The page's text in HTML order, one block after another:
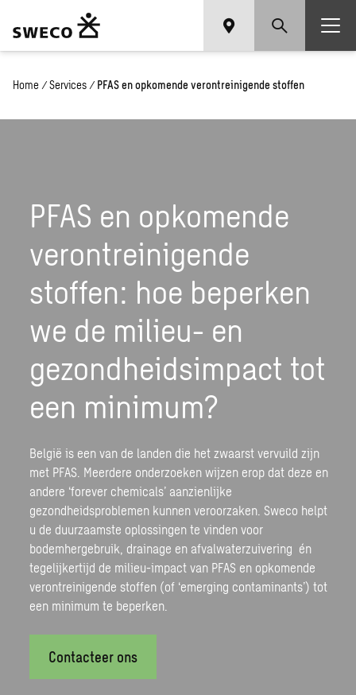
Home / Services / PFAS en opkomende verontreinigende stoffen
PFAS en opkomende
verontreinigende
stoffen: hoe beperken
we de milieu- en
gezondheidsimpact tot
een minimum?
België is een van de landen die het zwaarst vervuild zijn
met PFAS. Meerdere onderzoeken wijzen erop dat deze en
andere ‘forever chemicals’ aanzienlijke
gezondheidsproblemen kunnen veroorzaken. Sweco helpt
u de duurzaamste oplossingen te vinden voor
bodemhergebruik, drainage en afvalwaterzuivering én
tegelijkertijd de milieu-impact van PFAS en opkomende
verontreinigende stoffen (of ‘emerging contaminants’) tot
een minimum te beperken.
Contacteer ons